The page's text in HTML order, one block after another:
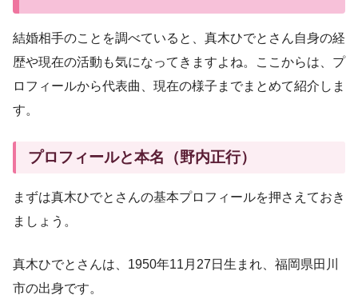
結婚相手のことを調べていると、真木ひでとさん自身の経
歴や現在の活動も気になってきますよね。ここからは、プ
ロフィールから代表曲、現在の様子までまとめて紹介しま
す。
プロフィールと本名（野内正行）
まずは真木ひでとさんの基本プロフィールを押さえておき
ましょう。
真木ひでとさんは、1950年11月27日生まれ、福岡県田川
市の出身です。